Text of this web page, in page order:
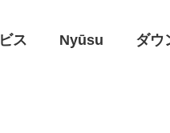
ス Nyūsu ダウ